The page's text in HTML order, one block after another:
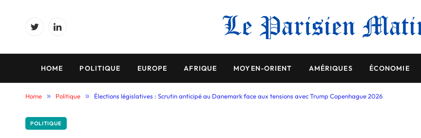
TwitterLinkedIn
HOME POLITIQUE EUROPE AFRIQUE MOYEN-ORIENT AMÉRIQUES ÉCONOMIE
Home » Politique » Élections législatives : Scrutin anticipé au Danemark face aux tensions avec Trump Copenhague 2026
POLITIQUE